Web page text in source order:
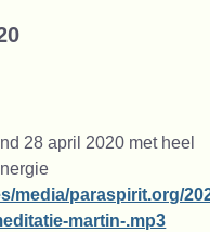
28 april 2020 met heel
media/paraspirit.org/
martin-.mp3